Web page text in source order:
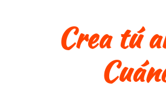
Crea tú